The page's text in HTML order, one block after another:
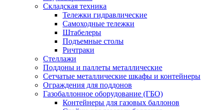
Складская техника
Тележки гидравлические
Самоходные тележки
Штабелеры
Подъемные столы
Ричтраки
Стеллажи
Поддоны и паллеты металлические
Сетчатые металлические шкафы и контейнеры
Ограждения для поддонов
Газобаллонное оборудование (ГБО)
Контейнеры для газовых баллонов